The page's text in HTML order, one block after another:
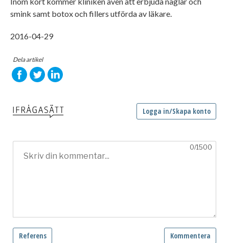
smink samt botox och fillers utförda av läkare.
2016-04-29
Dela artikel